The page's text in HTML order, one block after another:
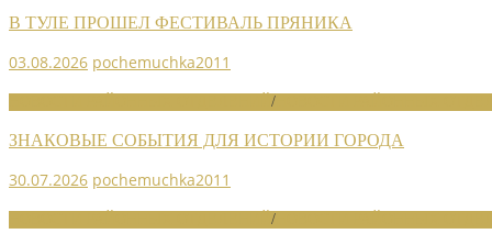
В ТУЛЕ ПРОШЕЛ ФЕСТИВАЛЬ ПРЯНИКА
03.08.2026 pochemuchka2011
/
ЗНАКОВЫЕ СОБЫТИЯ ДЛЯ ИСТОРИИ ГОРОДА
30.07.2026 pochemuchka2011
/